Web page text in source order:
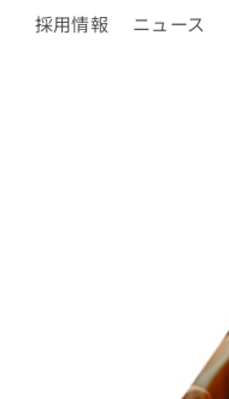
採用情報 ニュース